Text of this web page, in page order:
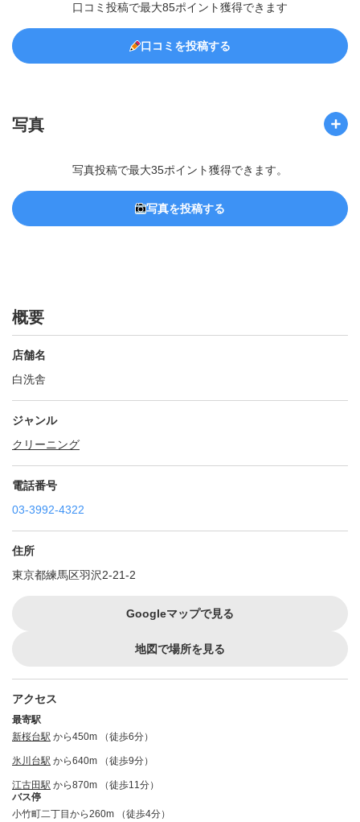
口コミ投稿で最大85ポイント獲得できます
口コミを投稿する
写真
写真投稿で最大35ポイント獲得できます。
写真を投稿する
概要
店舗名
白洗舎
ジャンル
クリーニング
電話番号
03-3992-4322
住所
東京都練馬区羽沢2-21-2
Googleマップで見る
地図で場所を見る
アクセス
最寄駅
新桜台駅 から450m （徒歩6分）
氷川台駅 から640m （徒歩9分）
江古田駅 から870m （徒歩11分）
バス停
小竹町二丁目から260m （徒歩4分）